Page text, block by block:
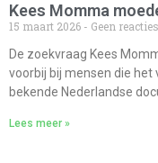
Kees Momma
15 maart 2026
Geen reacties
De zoekvraag Kees
voorbij bij mensen die het
bekende Nederlandse
Lees meer »